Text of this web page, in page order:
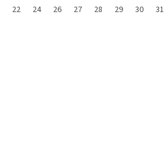
22 24 26 27 28 29 30 31